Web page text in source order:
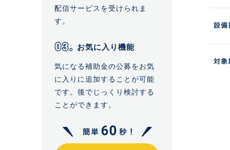
配信サービスを受けられま
す。
お気に入り機能
気になる補助金の公募をお気
に入りに追加することが可能
です。後でじっくり検討する
ことができます。